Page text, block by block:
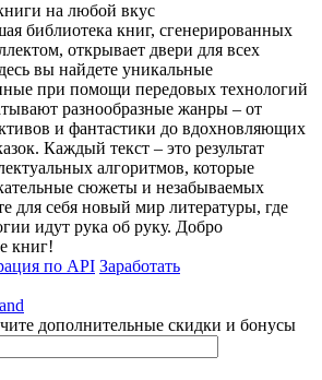
на любой вкус
библиотека книг, сгенерированных
открывает двери для всех
вы найдете уникальные
при помощи передовых технологий
разнообразные жанры – от
и фантастики до вдохновляющих
Каждый текст – это результат
алгоритмов, которые
сюжеты и незабываемых
для себя новый мир литературы, где
идут рука об руку. Добро
книг!
по API Заработать
дополнительные скидки и бонусы